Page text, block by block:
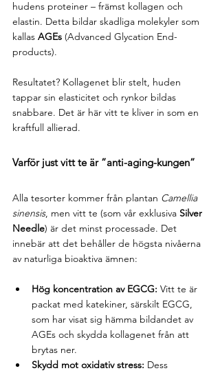
hudens proteiner – främst kollagen och
elastin. Detta bildar skadliga molekyler som
kallas AGEs (Advanced Glycation End-
products).
Resultatet? Kollagenet blir stelt, huden
tappar sin elasticitet och rynkor bildas
snabbare. Det är här vitt te kliver in som en
kraftfull allierad.
Varför just vitt te är ”anti-aging-kungen”
Alla tesorter kommer från plantan Camellia
sinensis, men vitt te (som vår exklusiva Silver
Needle) är det minst processade. Det
innebär att det behåller de högsta nivåerna
av naturliga bioaktiva ämnen:
Hög koncentration av EGCG: Vitt te är
packat med katekiner, särskilt EGCG,
som har visat sig hämma bildandet av
AGEs och skydda kollagenet från att
brytas ner.
Skydd mot oxidativ stress: Dess